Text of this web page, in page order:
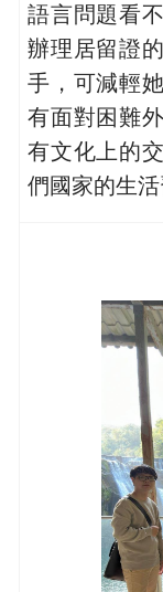
語言問題看
辦理居留證
手，可減輕
有面對困難
有文化上的
們國家的生